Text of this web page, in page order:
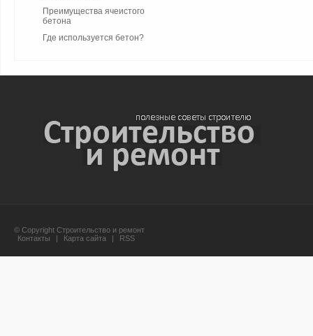
Преимущества ячеистого
бетона
Где используется бетон?
© Copyright Строительство и ремонт
Контакты
| Карта сайта | RSS